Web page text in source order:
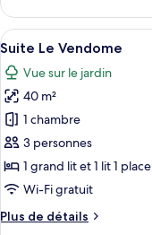
le
type
de
Suite
Le
Loft
Afficher
toutes
les
photos
pour
ce
type
de
chambre :
Suite
21
Suite Le Vendome
Vue sur le jardin
40 m²
1 chambre
3 personnes
1 grand lit et 1 lit 1 place
Wi-Fi gratuit
Plus de détails
Plus